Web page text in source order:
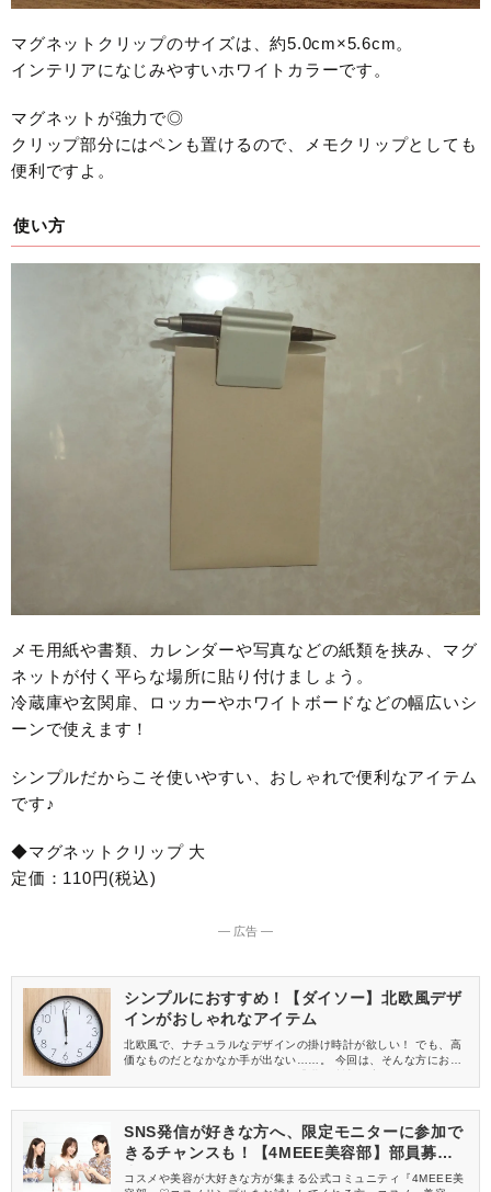
マグネットクリップのサイズは、約5.0cm×5.6cm。
インテリアになじみやすいホワイトカラーです。
マグネットが強力で◎
クリップ部分にはペンも置けるので、メモクリップとしても
便利ですよ。
使い方
メモ用紙や書類、カレンダーや写真などの紙類を挟み、マグ
ネットが付く平らな場所に貼り付けましょう。
冷蔵庫や玄関扉、ロッカーやホワイトボードなどの幅広いシ
ーンで使えます！
シンプルだからこそ使いやすい、おしゃれで便利なアイテム
です♪
◆マグネットクリップ 大
定価：110円(税込)
― 広告 ―
シンプルにおすすめ！【ダイソー】北欧風デザ
インがおしゃれなアイテム
北欧風で、ナチュラルなデザインの掛け時計が欲しい！ でも、高
価なものだとなかなか手が出ない……。 今回は、そんな方におす
5.4cm)」をご紹介します♪
SNS発信が好きな方へ、限定モニターに参加で
きるチャンスも！【4MEEE美容部】部員募集
中
コスメや美容が大好きな方が集まる公式コミュニティ『4MEEE美